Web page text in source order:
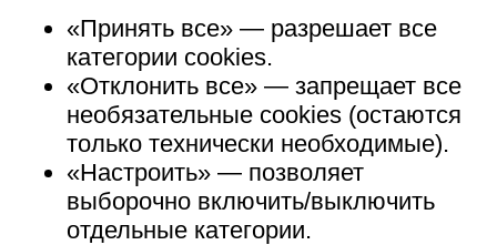
«Принять все» — разрешает все
категории cookies.
«Отклонить все» — запрещает все
необязательные cookies (остаются
только технически необходимые).
«Настроить» — позволяет
выборочно включить/выключить
отдельные категории.